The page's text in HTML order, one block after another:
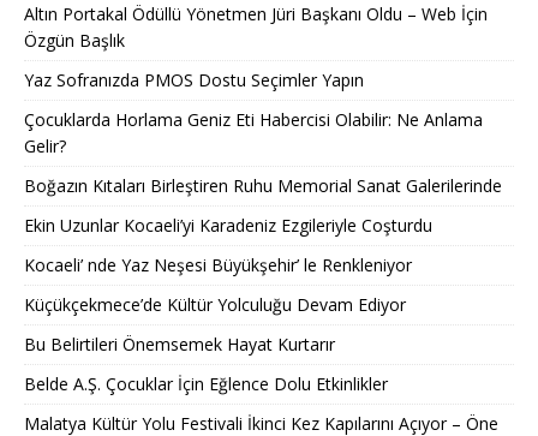
Altın Portakal Ödüllü Yönetmen Jüri Başkanı Oldu – Web İçin
Özgün Başlık
Yaz Sofranızda PMOS Dostu Seçimler Yapın
Çocuklarda Horlama Geniz Eti Habercisi Olabilir: Ne Anlama
Gelir?
Boğazın Kıtaları Birleştiren Ruhu Memorial Sanat Galerilerinde
Ekin Uzunlar Kocaeli’yi Karadeniz Ezgileriyle Coşturdu
Kocaeli’ nde Yaz Neşesi Büyükşehir’ le Renkleniyor
Küçükçekmece’de Kültür Yolculuğu Devam Ediyor
Bu Belirtileri Önemsemek Hayat Kurtarır
Belde A.Ş. Çocuklar İçin Eğlence Dolu Etkinlikler
Malatya Kültür Yolu Festivali İkinci Kez Kapılarını Açıyor – Öne